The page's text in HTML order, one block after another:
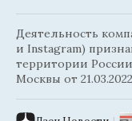
Деятельность
и Instagram)
территории
Москвы от